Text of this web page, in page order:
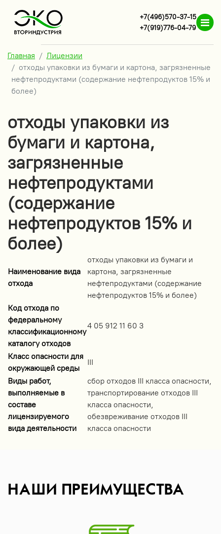
+7(496)570-37-15
+7(919)776-04-79
Главная
Лицензии
отходы упаковки из бумаги и картона, загрязненные
нефтепродуктами (содержание нефтепродуктов 15% и
более)
отходы упаковки из
бумаги и картона,
загрязненные
нефтепродуктами
(содержание
нефтепродуктов 15% и
более)
Наименование вида
отхода
отходы упаковки из бумаги и
картона, загрязненные
нефтепродуктами (содержание
нефтепродуктов 15% и более)
Код отхода по
федеральному
классификационному
каталогу отходов
4 05 912 11 60 3
Класс опасности для
окружающей среды
III
Виды работ,
выполняемые в
составе
лицензируемого
вида деятельности
сбор отходов III класса опасности,
транспортирование отходов III
класса опасности,
обезвреживание отходов III
класса опасности
НАШИ ПРЕИМУЩЕСТВА